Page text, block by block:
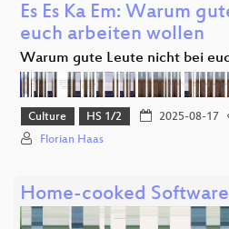
Es Es Ka Em: Warum
euch arbeiten wollen
Warum gute Leute nicht bei
Culture HS 1/2 2025-08-17
Florian Haas
Home-cooked